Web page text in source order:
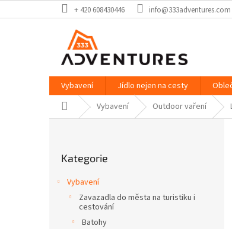
na
+ 420 608430446 info@333adventures.com
Vybavení Jídlo nejen na cesty
Domů Vybavení Outdoor vaření
kategorie
Kategorie
Vybavení
Zavazadla do města na turistiku i
cestování
Batohy